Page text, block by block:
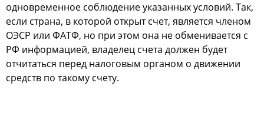
одновременное соблюдение указанных условий. Так,
если страна, в которой открыт счет, является членом
ОЭСР или ФАТФ, но при этом она не обменивается с
РФ информацией, владелец счета должен будет
отчитаться перед налоговым органом о движении
средств по такому счету.